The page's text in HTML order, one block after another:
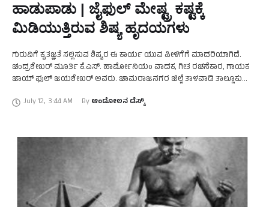
ಹಾಡುಪಾಡು | ಜೈಫುಲ್ ಮೇಷ್ಟ್ರ ಕಷ್ಟಕ್ಕೆ
ಮಿಡಿಯುತ್ತಿರುವ ಶಿಷ್ಯ ಹೃದಯಗಳು
ಗುರುವಿಗೆ ಕೃತಜ್ಞತೆ ಸಲ್ಲಿಸುವ ಶಿಷ್ಯರ ಈ ಕಾರ್ಯ ಯುವ ಪೀಳಿಗೆಗೆ ಮಾದರಿಯಾಗಿದೆ.
ಚಂದ್ರಶೇಖರ್ ಮೂರ್ತಿ ಕೆ.ಎಸ್. ಹಾರ್ಮೋನಿಯಂ ವಾದಕ, ಗೀತ ರಚನೆಕಾರ, ಗಾಯಕ
ಜಾಯ್ ಫುಲ್ ಜಯಶೇಖರ್ ಅವರು. ಚಾಮರಾಜನಗರ ಜಿಲ್ಲೆ ತಾಳವಾಡಿ ತಾಲ್ಲೂಕು
July 12, 3:44 AM By ಆಂದೋಲನ ಡೆಸ್ಕ್